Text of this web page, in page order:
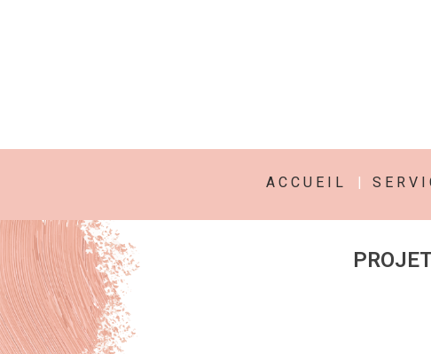
A C C U E I L | S E R V I
PROJET